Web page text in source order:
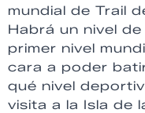
mundial de Trail
Habrá un nivel
primer nivel
cara a poder
qué nivel
visita a la Isla de